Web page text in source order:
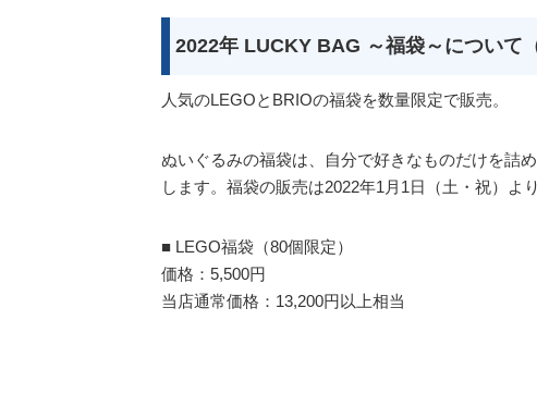
2022年 LUCKY BAG ～福袋～について
人気のLEGOとBRIOの福袋を数量限定で販売。
ぬいぐるみの福袋は、自分で好きなものだけを詰
します。福袋の販売は2022年1月1日（土・祝）よ
■ LEGO福袋（80個限定）
価格：5,500円
当店通常価格：13,200円以上相当